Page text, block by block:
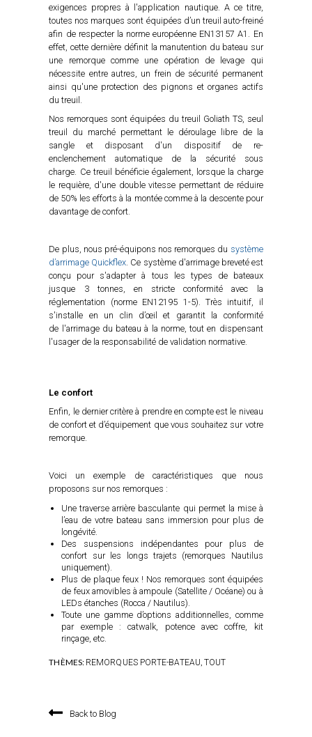
exigences propres à l'application nautique. A ce titre,
toutes nos marques sont équipées d’un treuil auto-freiné
afin de respecter la norme européenne EN13157 A1. En
effet, cette dernière définit la manutention du bateau sur
une remorque comme une opération de levage qui
nécessite entre autres, un frein de sécurité permanent
ainsi qu'une protection des pignons et organes actifs
du treuil.
Nos remorques sont équipées du treuil Goliath TS, seul
treuil du marché permettant le déroulage libre de la
sangle et disposant d'un dispositif de re-
enclenchement automatique de la sécurité sous
charge. Ce treuil bénéficie également, lorsque la charge
le requière, d'une double vitesse permettant de réduire
de 50% les efforts à la montée comme à la descente pour
davantage de confort.
De plus, nous pré-équipons nos remorques du système
d’arrimage Quickflex. Ce système d'arrimage breveté est
conçu pour s'adapter à tous les types de bateaux
jusque 3 tonnes, en stricte conformité avec la
réglementation (norme EN12195 1-5). Très intuitif, il
s'installe en un clin d’œil et garantit la conformité
de l'arrimage du bateau à la norme, tout en dispensant
l'usager de la responsabilité de validation normative.
Le confort
Enfin, le dernier critère à prendre en compte est le niveau
de confort et d’équipement que vous souhaitez sur votre
remorque.
Voici un exemple de caractéristiques que nous
proposons sur nos remorques :
Une traverse arrière basculante qui permet la mise à
l’eau de votre bateau sans immersion pour plus de
longévité.
Des suspensions indépendantes pour plus de
confort sur les longs trajets (remorques Nautilus
uniquement).
Plus de plaque feux ! Nos remorques sont équipées
de feux amovibles à ampoule (Satellite / Océane) ou à
LEDs étanches (Rocca / Nautilus).
Toute une gamme d’options additionnelles, comme
par exemple : catwalk, potence avec coffre, kit
rinçage, etc.
THÈMES: REMORQUES PORTE-BATEAU TOUT
Back to Blog